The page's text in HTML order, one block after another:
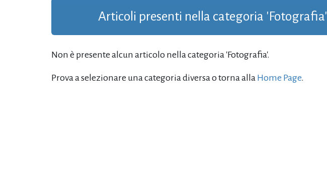
Articoli presenti nella categoria 'Fotografia'
Non è presente alcun articolo nella categoria 'Fotografia'.
Prova a selezionare una categoria diversa o torna alla Home Page.